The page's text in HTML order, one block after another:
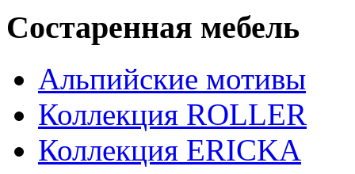
Состаренная мебель
Альпийские мотивы
Коллекция ROLLER
Коллекция ERICKA